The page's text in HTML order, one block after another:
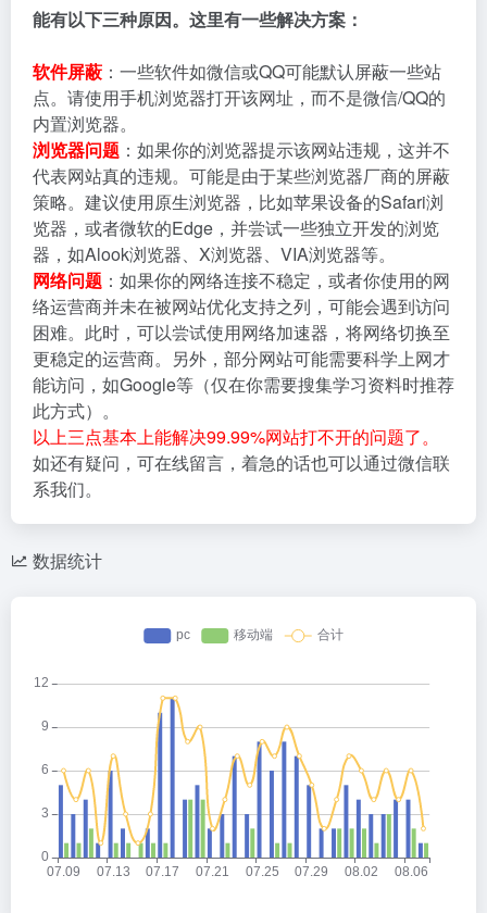
能有以下三种原因。这里有一些解决方案：
软件屏蔽 ：一些软件如微信或QQ可能默认屏蔽一些站
点。请使用手机浏览器打开该网址，而不是微信/QQ的
内置浏览器。
浏览器问题 ：如果你的浏览器提示该网站违规，这并不
代表网站真的违规。可能是由于某些浏览器厂商的屏蔽
策略。建议使用原生浏览器，比如苹果设备的Safari浏
览器，或者微软的Edge，并尝试一些独立开发的浏览
器，如Alook浏览器、X浏览器、VIA浏览器等。
网络问题 ：如果你的网络连接不稳定，或者你使用的网
络运营商并未在被网站优化支持之列，可能会遇到访问
困难。此时，可以尝试使用网络加速器，将网络切换至
更稳定的运营商。另外，部分网站可能需要科学上网才
能访问，如Google等（仅在你需要搜集学习资料时推荐
此方式）。
以上三点基本上能解决99.99%网站打不开的问题了。
如还有疑问，可在线留言，着急的话也可以通过微信联
系我们。
数据统计